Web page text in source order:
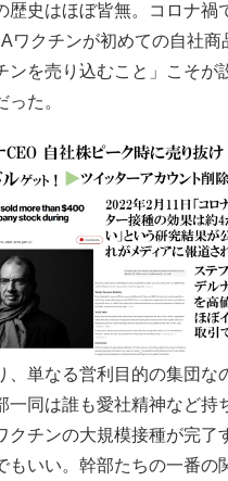
歴史はほぼ皆無。コロナ禍
ワクチンが初めての自社商
ンを売り込むこと」こそが
った。
、単なる営利目的の集団な
一同は誰も愛社精神など持
クチンの大規模接種が完了
もいい。幹部たちの一番の